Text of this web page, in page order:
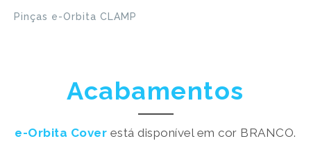
Pinças e-Orbita CLAMP
Acabamentos
e-Orbita Cover está disponível em cor BRANCO.